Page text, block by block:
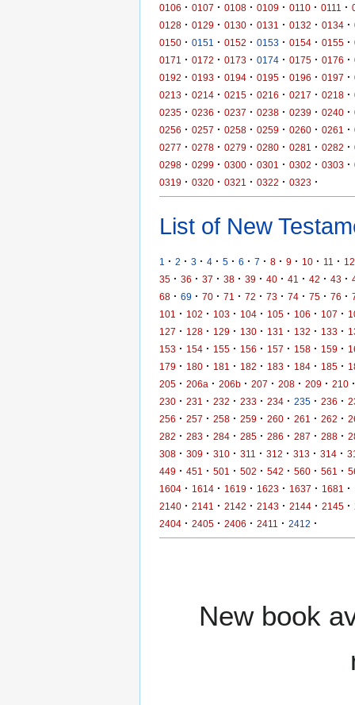
0106 · 0107 · 0108 · 0109 · 0110 · 0111 ·
0128 · 0129 · 0130 · 0131 · 0132 · 0134 ·
0150 · 0151 · 0152 · 0153 · 0154 · 0155 ·
0171
· 0172 · 0173 · 0174 · 0175 · 0176 ·
0192 · 0193 · 0194 · 0195 · 0196 · 0197 ·
0213 · 0214 · 0215 · 0216 · 0217 · 0218 ·
0235 · 0236 · 0237 · 0238 · 0239 · 0240 ·
0256 · 0257 · 0258 · 0259 · 0260 · 0261 ·
0277 · 0278 · 0279 · 0280 · 0281 · 0282 ·
0298 · 0299 · 0300 · 0301 · 0302 · 0303 ·
0319 · 0320 · 0321 · 0322 · 0323 ·
List of New
1 · 2 · 3 · 4 · 5 · 6 · 7 · 8 · 9 · 10 · 11 · 12
35 · 36 · 37 · 38 · 39 · 40 · 41 · 42 · 43 ·
68 · 69 · 70 · 71 · 72 · 73 · 74 · 75 · 76 ·
101
· 102 · 103 · 104 · 105 · 106 · 107 ·
127 · 128 · 129 · 130 · 131 · 132 · 133 ·
153 · 154 · 155 · 156 · 157 · 158 · 159 ·
179 · 180 · 181 · 182 · 183 · 184 · 185 ·
205 · 206a · 206b · 207 · 208 · 209 · 210 ·
230 · 231 · 232 · 233 · 234 · 235 · 236 ·
256 · 257 · 258 · 259 · 260 · 261 · 262 ·
282 · 283 · 284 · 285 · 286 · 287 · 288 ·
308 · 309 · 310 · 311 · 312 · 313 · 314 ·
449 · 451 · 501 · 502 · 542 · 560 · 561 ·
1604 · 1614 · 1619 · 1623 · 1637 · 1681 ·
2140 · 2141 · 2142 · 2143 · 2144 · 2145 ·
2404 · 2405 · 2406 · 2411 · 2412 ·
New book